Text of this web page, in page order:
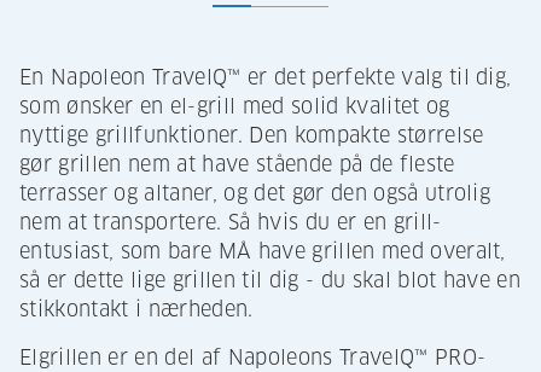
En Napoleon TravelQ™ er det perfekte valg til dig,
som ønsker en el-grill med solid kvalitet og
nyttige grillfunktioner. Den kompakte størrelse
gør grillen nem at have stående på de fleste
terrasser og altaner, og det gør den også utrolig
nem at transportere. Så hvis du er en grill-
entusiast, som bare MÅ have grillen med overalt,
så er dette lige grillen til dig - du skal blot have en
stikkontakt i nærheden.
Elgrillen er en del af Napoleons TravelQ™ PRO-